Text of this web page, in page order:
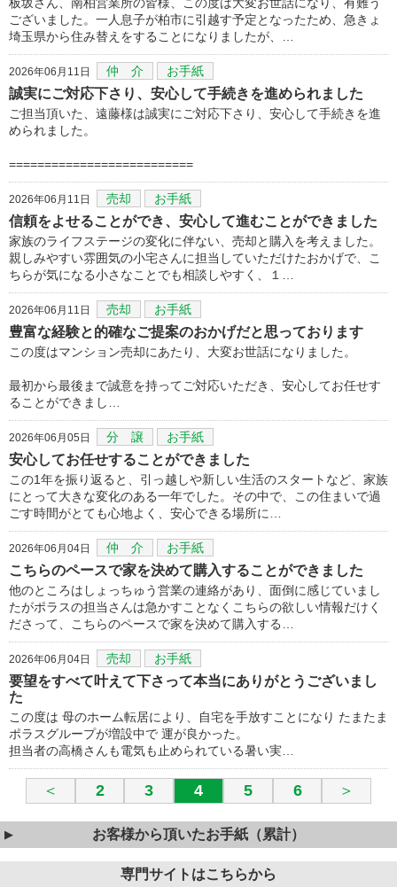
ございました。一人息子が柏市に引越す予定となったため、急きょ
埼玉県から住み替えをすることになりましたが、…
2026年06月11日 仲 介 お手紙
誠実にご対応下さり、安心して手続きを進められました
ご担当頂いた、遠藤様は誠実にご対応下さり、安心して手続きを進
められました。
==========================
2026年06月11日 売却 お手紙
信頼をよせることができ、安心して進むことができました
家族のライフステージの変化に伴ない、売却と購入を考えました。
親しみやすい雰囲気の小宅さんに担当していただけたおかげで、こ
ちらが気になる小さなことでも相談しやすく、１…
2026年06月11日 売却 お手紙
豊富な経験と的確なご提案のおかげだと思っております
この度はマンション売却にあたり、大変お世話になりました。
最初から最後まで誠意を持ってご対応いただき、安心してお任せす
ることができまし…
2026年06月05日 分 譲 お手紙
安心してお任せすることができました
この1年を振り返ると、引っ越しや新しい生活のスタートなど、家族
にとって大きな変化のある一年でした。その中で、この住まいで過
ごす時間がとても心地よく、安心できる場所に…
2026年06月04日 仲 介 お手紙
こちらのペースで家を決めて購入することができました
他のところはしょっちゅう営業の連絡があり、面倒に感じていまし
たがポラスの担当さんは急かすことなくこちらの欲しい情報だけく
ださって、こちらのペースで家を決めて購入する…
2026年06月04日 売却 お手紙
要望をすべて叶えて下さって本当にありがとうございまし
た
この度は 母のホーム転居により、自宅を手放すことになり たまたま
ポラスグループが増設中で 運が良かった。
担当者の高橋さんも電気も止められている暑い実…
＜ 2 3 4 5 6 ＞
お客様から頂いたお手紙（累計）
専門サイトはこちらから